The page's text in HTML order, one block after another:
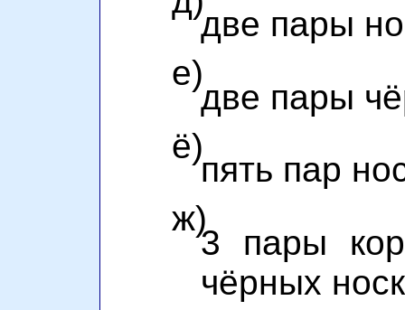
две пары
е)
две пары
ё)
пять пар
ж)
3 пары
чёрных